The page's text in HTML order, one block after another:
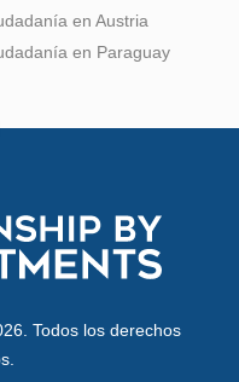
en Austria
en Paraguay
Todos los derechos